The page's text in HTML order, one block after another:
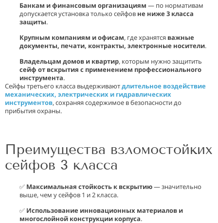
Банкам и финансовым организациям — по нормативам
допускается установка только сейфов не ниже 3 класса
защиты.
Крупным компаниям и офисам, где хранятся важные
документы, печати, контракты, электронные носители.
Владельцам домов и квартир, которым нужно защитить
сейф от вскрытия с применением профессионального
инструмента.
Сейфы третьего класса выдерживаютдлительное воздействие
механических, электрических и гидравлических
инструментов, сохраняя содержимое в безопасности до
прибытия охраны.
Преимущества взломостойких
сейфов 3 класса
✅ Максимальная стойкость к вскрытию— значительно
выше, чем у сейфов 1 и 2 класса.
✅ Использование инновационных материалов и
многослойной конструкции корпуса.